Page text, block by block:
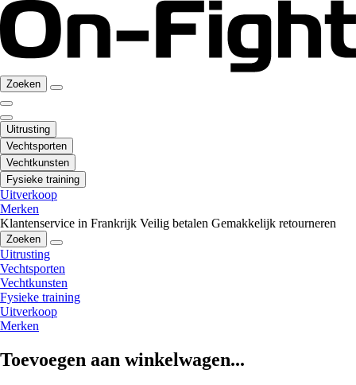
Zoeken
Uitrusting
Vechtsporten
Vechtkunsten
Fysieke training
Uitverkoop
Merken
Klantenservice in Frankrijk Veilig betalen Gemakkelijk retourneren
Zoeken
Uitrusting
Vechtsporten
Vechtkunsten
Fysieke training
Uitverkoop
Merken
Toevoegen aan winkelwagen...